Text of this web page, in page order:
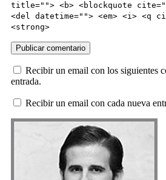
title=""> <b> <blockquote
<del datetime=""> <em> <i> <q
<strong>
Recibir un email con los siguientes
entrada.
Recibir un email con cada nueva